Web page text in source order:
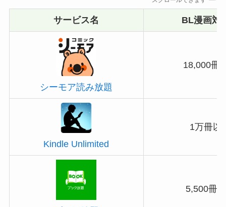
サービス名 BL漫画対
シーモア読み放題
18,000冊
Kindle Unlimited
1万冊以
5,500冊